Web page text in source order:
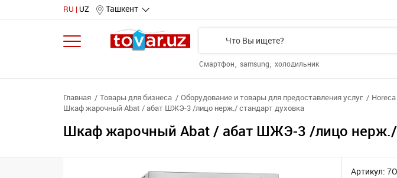
RU UZ Ташкент
Смартфон samsung холодильник
Главная Товары для бизнеса Оборудование и товары для предоставления услуг
Шкаф жарочный Abat / абат ШЖЭ-3 /лицо нерж./ стандарт духовка
Шкаф жарочный Abat / абат ШЖЭ-3 /лицо нерж./
Артикул: